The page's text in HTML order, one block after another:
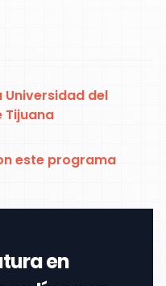
del
Tijuana
este programa
en